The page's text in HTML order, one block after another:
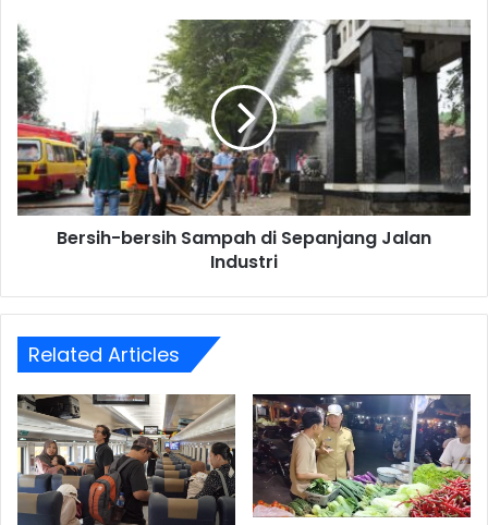
Bersih-
bersih
Sampah
di
Sepanjang
Jalan
Industri
Bersih-bersih Sampah di Sepanjang Jalan
Industri
Related Articles